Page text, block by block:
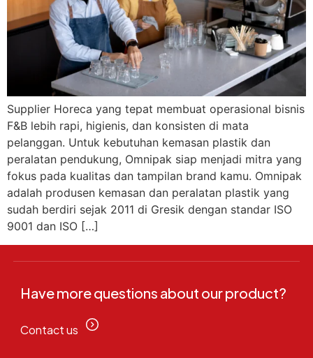
Supplier Horeca yang tepat membuat operasional bisnis
F&B lebih rapi, higienis, dan konsisten di mata
pelanggan. Untuk kebutuhan kemasan plastik dan
peralatan pendukung, Omnipak siap menjadi mitra yang
fokus pada kualitas dan tampilan brand kamu.​ Omnipak
adalah produsen kemasan dan peralatan plastik yang
sudah berdiri sejak 2011 di Gresik dengan standar ISO
9001 dan ISO […]
Have more questions about our product?
Contact us